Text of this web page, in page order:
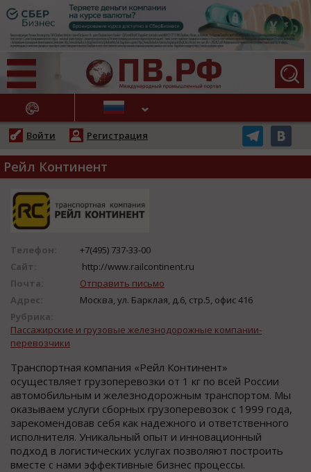
НОВОСТИ
Войти Регистрация
Рейл Континент
Телефон:
+7(495) 737-33-00
Сайт:
http://www.railcontinent.ru
Почта:
Отправить письмо
Адрес:
Москва, ул. Барклая, д.6, стр.5, офис 416
Рубрика:
Пассажирские и грузовые железнодорожные компании-
перевозчики
Транспортная компания «Рейл Континент»
осуществляет грузоперевозки от 1 кг по всей России
автомобильным и железнодорожным транспортом. Мы
оказываем услуги сборных грузоперевозок с 1999 года,
зарекомендовав себя как надежного и ответственного
исполнителя. Уникальный опыт и инновационный
подход в логистических услугах позволяют построить
вместе с нами эффективные бизнес процессы.